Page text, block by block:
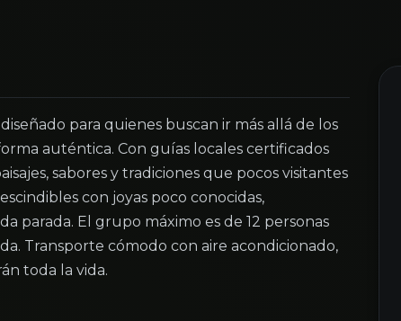
para quienes buscan ir más allá de los
auténtica. Con guías locales certificados
sabores y tradiciones que pocos visitantes
con joyas poco conocidas,
parada. El grupo máximo es de 12 personas
Transporte cómodo con aire acondicionado,
toda la vida.